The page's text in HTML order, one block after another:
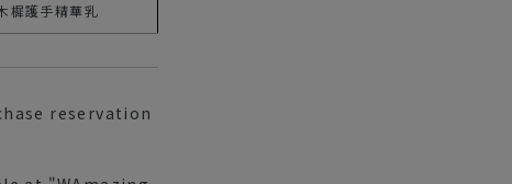
樨護手精華乳
reservation